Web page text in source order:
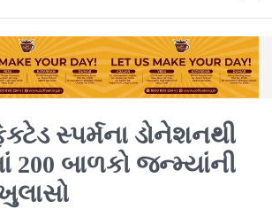
સ્પર્મના ડોનેશનથી
બાળકો જન્મ્યાંની